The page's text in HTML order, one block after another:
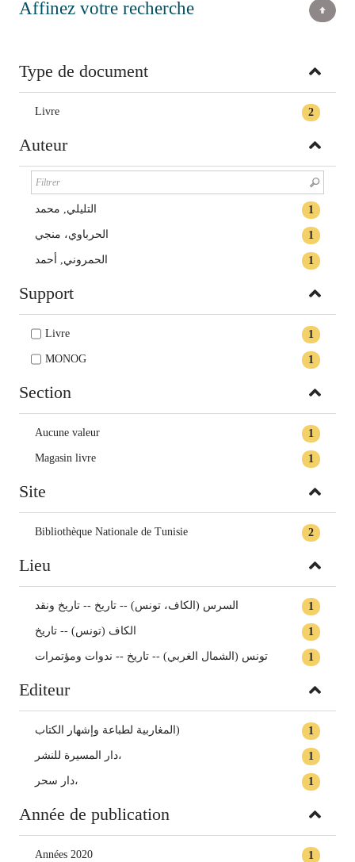
Affinez votre recherche
Type de document
2
Livre
Auteur
1 التليلي, محمد
1 الحرباوي، منجي
1 الحمروني, أحمد‏
Support
1
Livre
1
MONOG
Section
1
Aucune valeur
1
Magasin livre
Site
2
Bibliothèque Nationale de Tunisie
Lieu
1 السرس (الكاف، تونس) -- تاريخ -- تاريخ ونقد
1 الكاف (تونس) -- تاريخ
1 تونس (الشمال الغربي) -- تاريخ -- ندوات ومؤتمرات
Editeur
1 المغاربية لطباعة وإشهار الكتاب)
1 دار المسيرة للنشر،
1 دار سحر،
Année de publication
1
Années 2020